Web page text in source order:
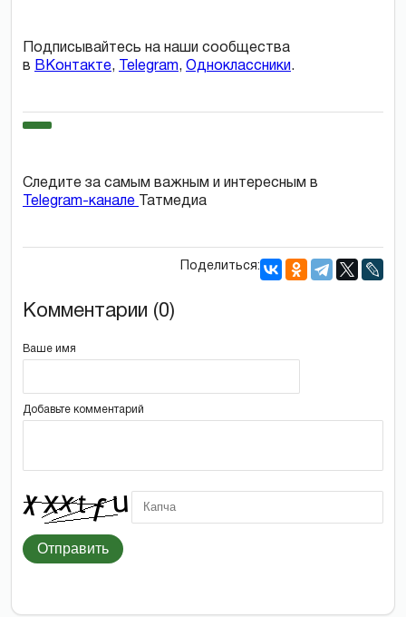
Подписывайтесь на наши сообщества
в ВКонтакте, Telegram, Одноклассники.
Следите за самым важным и интересным в
Telegram-канале
Татмедиа
Поделиться:
Комментарии (0)
Ваше имя
Добавьте комментарий
Отправить